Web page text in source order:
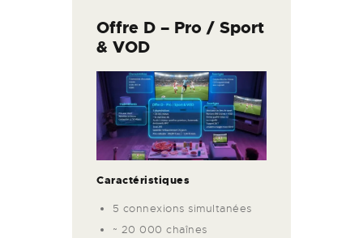
Offre D – Pro / Sport
& VOD
Caractéristiques
5 connexions simultanées
~ 20 000 chaînes